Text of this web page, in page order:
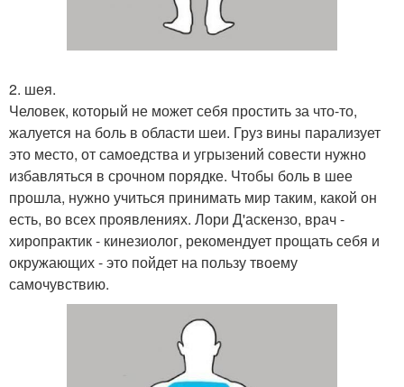
2. шея.
Человек, который не может себя простить за что-то,
жалуется на боль в области шеи. Груз вины парализует
это место, от самоедства и угрызений совести нужно
избавляться в срочном порядке. Чтобы боль в шее
прошла, нужно учиться принимать мир таким, какой он
есть, во всех проявлениях. Лори Д'аскензо, врач -
хиропрактик - кинезиолог, рекомендует прощать себя и
окружающих - это пойдет на пользу твоему
самочувствию.